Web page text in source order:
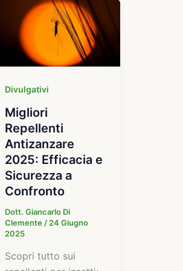
Divulgativi
Migliori
Repellenti
Antizanzare
2025: Efficacia e
Sicurezza a
Confronto
Dott. Giancarlo Di
Clemente / 24 Giugno
2025
Scopri tutto sui